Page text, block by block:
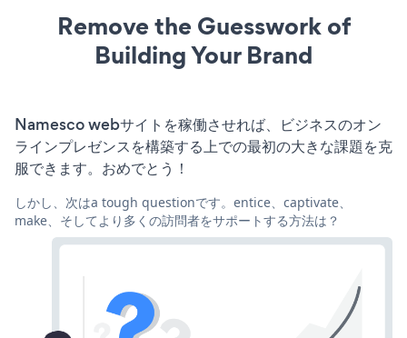
Remove the Guesswork of
Building Your Brand
Namesco webサイトを稼働させれば、ビジネスのオン
ラインプレゼンスを構築する上での最初の大きな課題を克
服できます。おめでとう！
しかし、次はa tough questionです。entice、captivate、
make、そしてより多くの訪問者をサポートする方法は？